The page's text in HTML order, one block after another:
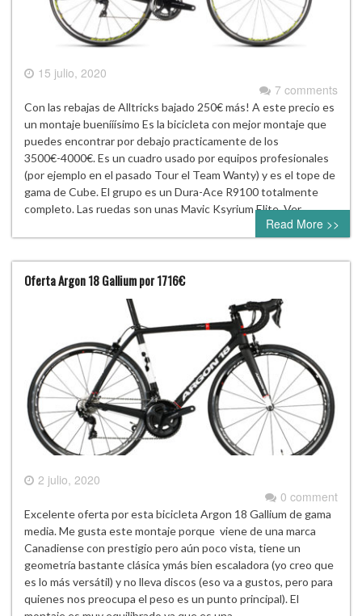
15 julio, 2020
7 comments
Con las rebajas de Alltricks bajado 250€ más! A este precio es
un montaje buenííísimo Es la bicicleta con mejor montaje que
puedes encontrar por debajo practicamente de los
3500€-4000€. Es un cuadro usado por equipos profesionales
(por ejemplo en el pasado Tour el Team Wanty) y es el tope de
gama de Cube. El grupo es un Dura-Ace R9100 totalmente
completo. Las ruedas son unas Mavic Ksyrium Elite. Ver…
Read More >>
Oferta Argon 18 Gallium por 1716€
2 julio, 2020
0 comment
Excelente oferta por esta bicicleta Argon 18 Gallium de gama
media. Me gusta este montaje porque viene de una marca
Canadiense con prestigio pero aún poco vista, tiene un
geometría bastante clásica ymás bien escaladora (yo creo que
es lo más versátil) y no lleva discos (eso va a gustos, pero para
quienes nos preocupa el peso es un punto principal). El